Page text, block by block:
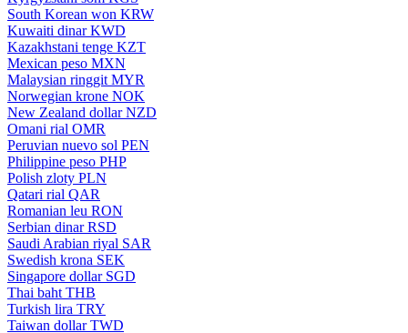
South Korean won KRW
Kuwaiti dinar KWD
Kazakhstani tenge KZT
Mexican peso MXN
Malaysian ringgit MYR
Norwegian krone NOK
New Zealand dollar NZD
Omani rial OMR
Peruvian nuevo sol PEN
Philippine peso PHP
Polish zloty PLN
Qatari rial QAR
Romanian leu RON
Serbian dinar RSD
Saudi Arabian riyal SAR
Swedish krona SEK
Singapore dollar SGD
Thai baht THB
Turkish lira TRY
Taiwan dollar TWD